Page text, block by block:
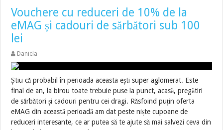
Vouchere cu reduceri de 10% de la
eMAG și cadouri de sărbători sub 100
lei
Daniela
Știu că probabil în perioada aceasta ești super aglomerat. Este
final de an, la birou toate trebuie puse la punct, acasă, pregătiri
de sărbători și cadouri pentru cei dragi. Răsfoind puțin oferta
eMAG din această perioadă am dat peste niște cupoane de
reduceri interesante, ce ar putea să te ajute să mai salvezi ceva din